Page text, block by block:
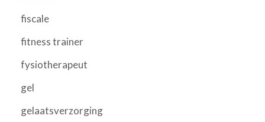
fiscale
fitness trainer
fysiotherapeut
gel
gelaatsverzorging